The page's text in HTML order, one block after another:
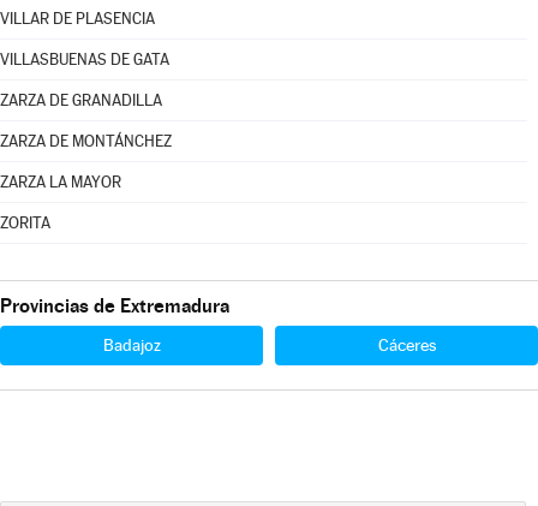
VILLAR DE PLASENCIA
VILLASBUENAS DE GATA
ZARZA DE GRANADILLA
ZARZA DE MONTÁNCHEZ
ZARZA LA MAYOR
ZORITA
Provincias de Extremadura
Badajoz Cáceres